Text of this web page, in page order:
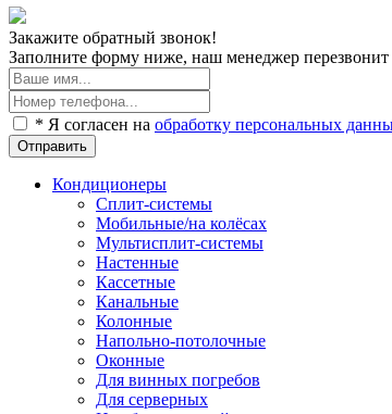
Закажите обратный звонок!
Заполните форму ниже, наш менеджер перезвонит
* Я согласен на обработку персональных
Отправить
Кондиционеры
Сплит-системы
Мобильные/на колёсах
Мультисплит-системы
Настенные
Кассетные
Канальные
Колонные
Напольно-потолочные
Оконные
Для винных погребов
Для серверных